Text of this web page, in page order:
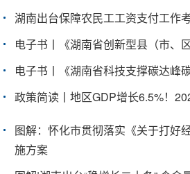
湖南出台保障农民工工资支付工作
电子书丨《湖南省创新型县（市、
电子书丨《湖南省科技支撑碳达
政策简读丨地区GDP增长6.5%！
图解：怀化市贯彻落实《关于打好
施方案